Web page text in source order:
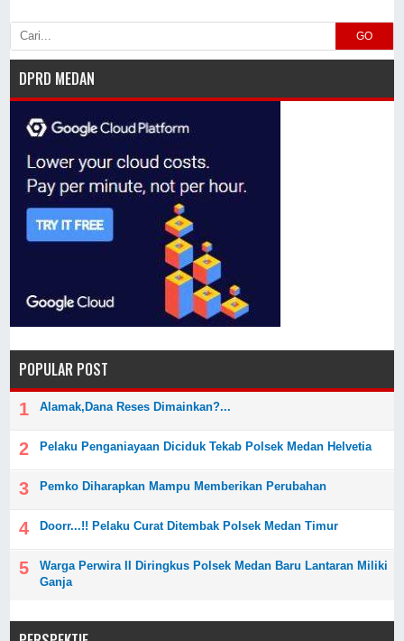
GO
DPRD MEDAN
POPULAR POST
Alamak,Dana Reses Dimainkan?...
Pelaku Penganiayaan Diciduk Tekab Polsek Medan Helvetia
Pemko Diharapkan Mampu Memberikan Perubahan
Doorr...!! Pelaku Curat Ditembak Polsek Medan Timur
Warga Perwira II Diringkus Polsek Medan Baru Lantaran Miliki
Ganja